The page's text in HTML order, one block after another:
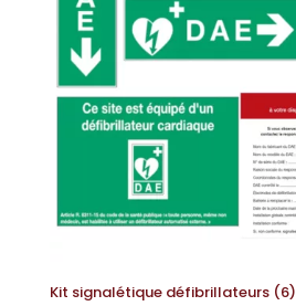
Kit signalétique défibrillateurs (6)